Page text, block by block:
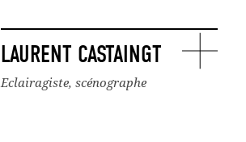
LAURENT CASTAINGT
Eclairagiste, scénographe